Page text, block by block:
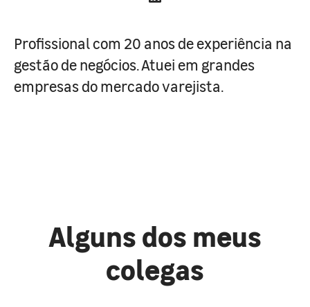
Profissional com 20 anos de experiência na
gestão de negócios. Atuei em grandes
empresas do mercado varejista.
Alguns dos meus
colegas